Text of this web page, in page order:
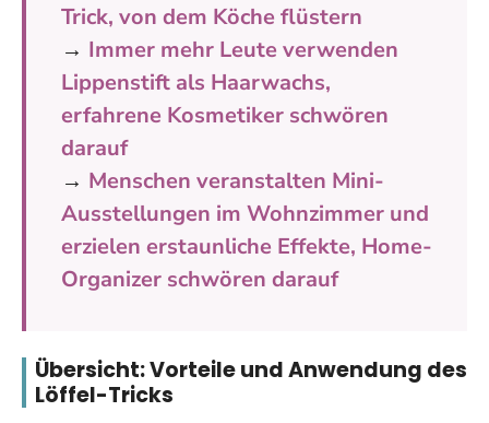
Trick, von dem Köche flüstern
→ Immer mehr Leute verwenden
Lippenstift als Haarwachs,
erfahrene Kosmetiker schwören
darauf
→ Menschen veranstalten Mini-
Ausstellungen im Wohnzimmer und
erzielen erstaunliche Effekte, Home-
Organizer schwören darauf
Übersicht: Vorteile und Anwendung des
Löffel-Tricks